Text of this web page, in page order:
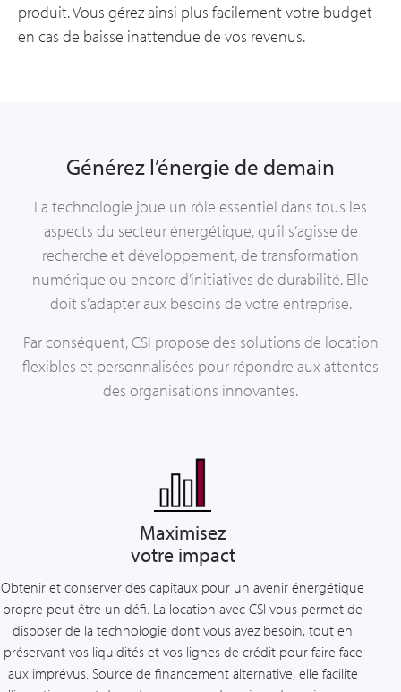
produit. Vous gérez ainsi plus facilement votre budget
en cas de baisse inattendue de vos revenus.
Générez l’énergie de demain
La technologie joue un rôle essentiel dans tous les
aspects du secteur énergétique, qu’il s’agisse de
recherche et développement, de transformation
numérique ou encore d’initiatives de durabilité. Elle
doit s’adapter aux besoins de votre entreprise.
Par conséquent, CSI propose des solutions de location
flexibles et personnalisées pour répondre aux attentes
des organisations innovantes.
Maximisez
votre impact
Obtenir et conserver des capitaux pour un avenir énergétique
propre peut être un défi. La location avec CSI vous permet de
disposer de la technologie dont vous avez besoin, tout en
préservant vos liquidités et vos lignes de crédit pour faire face
aux imprévus. Source de financement alternative, elle facilite